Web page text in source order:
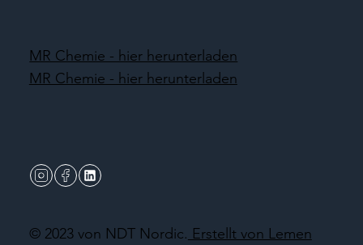
© 2023 von NDT Nordic. Erstellt von Lemen
MR Chemie - hier herunterladen
MR Chemie - hier herunterladen